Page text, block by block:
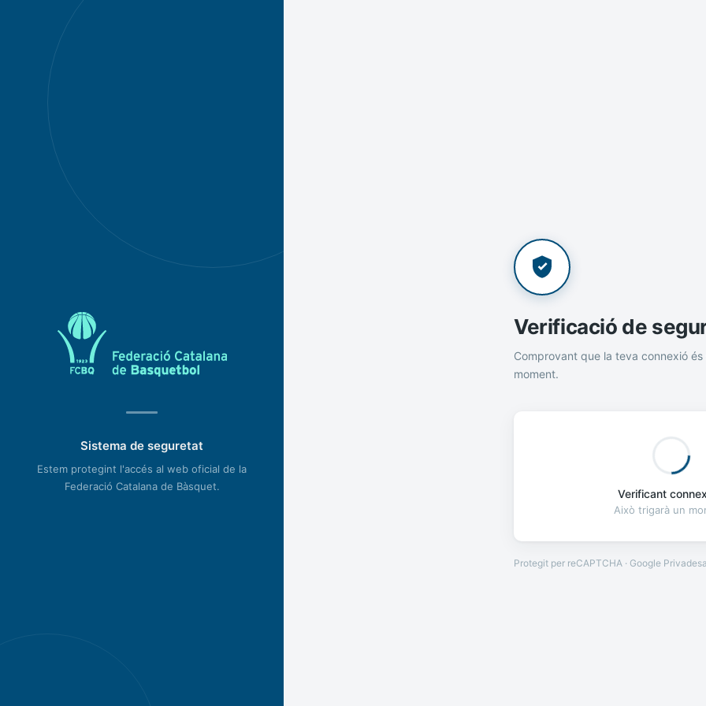
Sistema de seguretat
Estem protegint l'accés al web oficial de la
Federació Catalana de Bàsquet.
Verificació de
Comprovant que la teva connexió és
moment.
Verificant
Això trigarà un
Protegit per reCAPTCHA · Google Privadesa